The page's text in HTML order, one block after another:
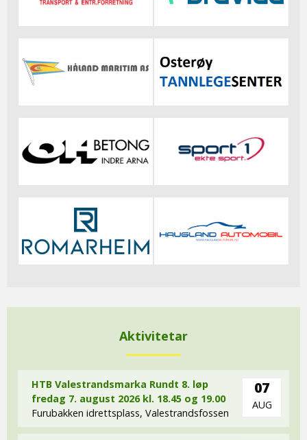
Aktivitetar
HTB Valestrandsmarka Rundt 8. løp
fredag 7. august 2026 kl. 18.45 og 19.00
Furubakken idrettsplass, Valestrandsfossen
07
AUG